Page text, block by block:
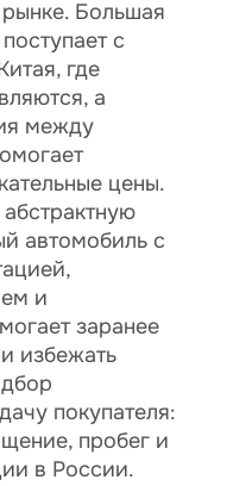
Большая
с
где
а
между
цены.
автомобиль с
и
заранее
избежать
покупателя:
пробег и
в России.